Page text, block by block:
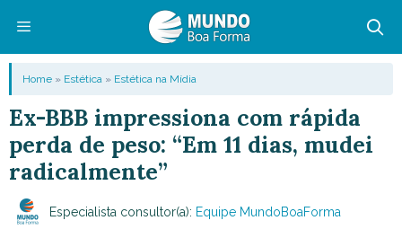
conteúdo
Menu
Home » Estética » Estética na Mídia
Ex-BBB impressiona com rápida
perda de peso: “Em 11 dias, mudei
radicalmente”
Especialista consultor(a): Equipe MundoBoaForma